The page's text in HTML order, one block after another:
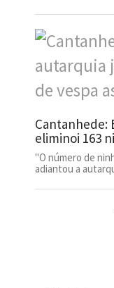
Cantanhede:
eliminoi 163
"O número de
adiantou a